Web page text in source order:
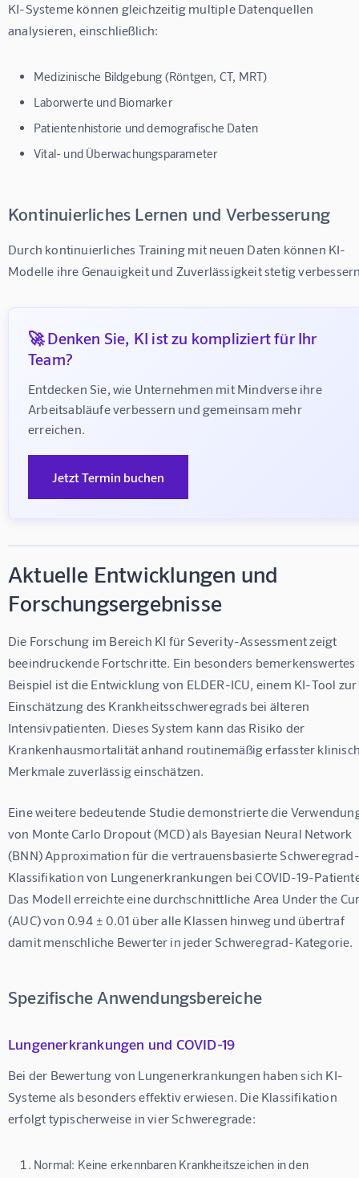
KI-Systeme können gleichzeitig multiple Datenquellen
analysieren, einschließlich:
Medizinische Bildgebung (Röntgen, CT, MRT)
Laborwerte und Biomarker
Patientenhistorie und demografische Daten
Vital- und Überwachungsparameter
Kontinuierliches Lernen und Verbesserung
Durch kontinuierliches Training mit neuen Daten können KI-
Modelle ihre Genauigkeit und Zuverlässigkeit stetig
🚀 Denken Sie, KI ist zu kompliziert für Ihr
Team?
Entdecken Sie, wie Unternehmen mit Mindverse ihre
Arbeitsabläufe verbessern und gemeinsam mehr
erreichen.
Jetzt Termin buchen
Aktuelle Entwicklungen und
Forschungsergebnisse
Die Forschung im Bereich KI für Severity-Assessment zeigt
beeindruckende Fortschritte. Ein besonders bemerkenswertes
Beispiel ist die Entwicklung von ELDER-ICU, einem KI-Tool zur
Einschätzung des Krankheitsschweregrads bei älteren
Intensivpatienten. Dieses System kann das Risiko der
Krankenhausmortalität anhand routinemäßig erfasster
Merkmale zuverlässig einschätzen.
Eine weitere bedeutende Studie demonstrierte die
von Monte Carlo Dropout (MCD) als Bayesian Neural Network
(BNN) Approximation für die vertrauensbasierte Schweregrad-
Klassifikation von Lungenerkrankungen bei COVID-19-
Das Modell erreichte eine durchschnittliche Area Under the
(AUC) von 0.94 ± 0.01 über alle Klassen hinweg und übertraf
damit menschliche Bewerter in jeder Schweregrad-Kategorie.
Spezifische Anwendungsbereiche
Lungenerkrankungen und COVID-19
Bei der Bewertung von Lungenerkrankungen haben sich KI-
Systeme als besonders effektiv erwiesen. Die Klassifikation
erfolgt typischerweise in vier Schweregrade:
Normal: Keine erkennbaren Krankheitszeichen in den